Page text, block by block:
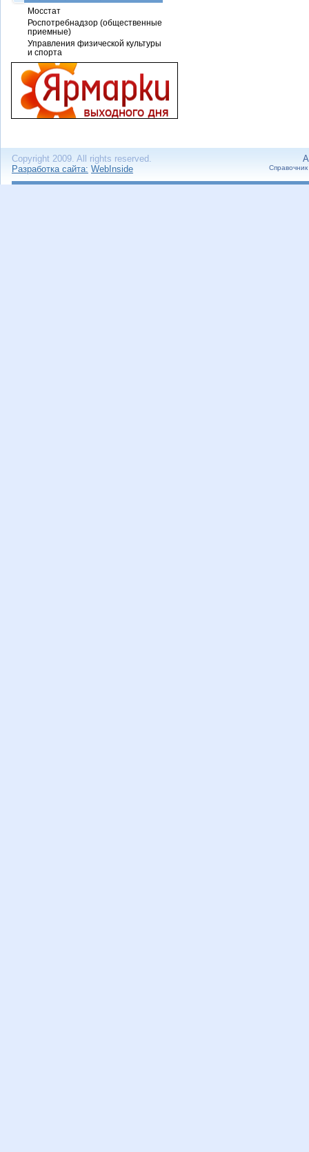
Мосстат
Роспотребнадзор (общественные
приемные)
Управления физической культуры
и спорта
Copyright 2009. All rights reserved.
Разработка сайта: WebInside